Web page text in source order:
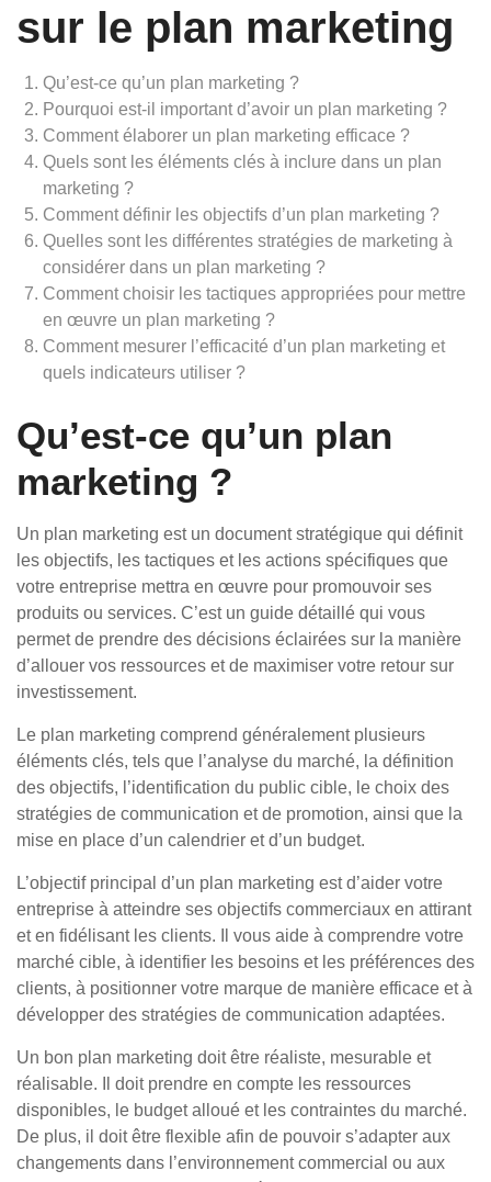
sur le plan marketing
Qu’est-ce qu’un plan marketing ?
Pourquoi est-il important d’avoir un plan marketing ?
Comment élaborer un plan marketing efficace ?
Quels sont les éléments clés à inclure dans un plan
marketing ?
Comment définir les objectifs d’un plan marketing ?
Quelles sont les différentes stratégies de marketing à
considérer dans un plan marketing ?
Comment choisir les tactiques appropriées pour mettre
en œuvre un plan marketing ?
Comment mesurer l’efficacité d’un plan marketing et
quels indicateurs utiliser ?
Qu’est-ce qu’un plan
marketing ?
Un plan marketing est un document stratégique qui définit
les objectifs, les tactiques et les actions spécifiques que
votre entreprise mettra en œuvre pour promouvoir ses
produits ou services. C’est un guide détaillé qui vous
permet de prendre des décisions éclairées sur la manière
d’allouer vos ressources et de maximiser votre retour sur
investissement.
Le plan marketing comprend généralement plusieurs
éléments clés, tels que l’analyse du marché, la définition
des objectifs, l’identification du public cible, le choix des
stratégies de communication et de promotion, ainsi que la
mise en place d’un calendrier et d’un budget.
L’objectif principal d’un plan marketing est d’aider votre
entreprise à atteindre ses objectifs commerciaux en attirant
et en fidélisant les clients. Il vous aide à comprendre votre
marché cible, à identifier les besoins et les préférences des
clients, à positionner votre marque de manière efficace et à
développer des stratégies de communication adaptées.
Un bon plan marketing doit être réaliste, mesurable et
réalisable. Il doit prendre en compte les ressources
disponibles, le budget alloué et les contraintes du marché.
De plus, il doit être flexible afin de pouvoir s’adapter aux
changements dans l’environnement commercial ou aux